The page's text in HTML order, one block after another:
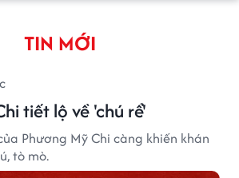
TIN MỚI
tiết lộ về 'chú rể'
Phương Mỹ Chi càng khiến khán
tò mò.